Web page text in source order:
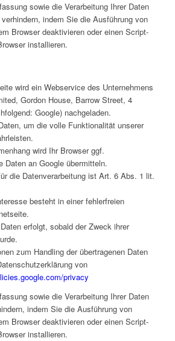
sowie die Verarbeitung Ihrer Daten
indem Sie die Ausführung von
Browser deaktivieren oder einen Script-
installieren.
wird ein Webservice des Unternehmens
Gordon House, Barrow Street, 4
Google) nachgeladen.
um die volle Funktionalität unserer
wird Ihr Browser ggf.
Daten an Google übermitteln.
die Datenverarbeitung ist Art. 6 Abs. 1 lit.
besteht in einer fehlerfreien
erfolgt, sobald der Zweck ihrer
zum Handling der übertragenen Daten
von
privacy
sowie die Verarbeitung Ihrer Daten
indem Sie die Ausführung von
Browser deaktivieren oder einen Script-
installieren.